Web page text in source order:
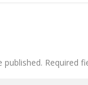
published. Required